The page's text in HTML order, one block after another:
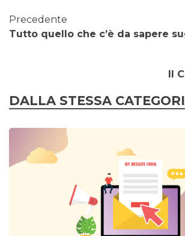
Precedente
Tutto quello che c’è da sapere
Il
DALLA STESSA